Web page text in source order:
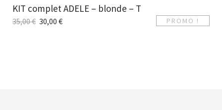
PROMO !
KIT complet ADELE – blonde – T
35,00€ 30,00 €